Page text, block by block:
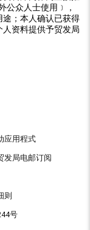
公众人士使用﹞，
途；本人确认已获得
资料提供予贸发局
应用程式
发局电邮订阅
则
号